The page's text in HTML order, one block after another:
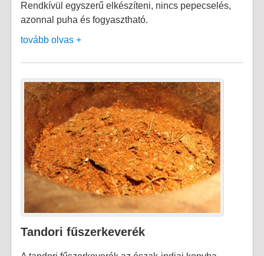
Rendkívül egyszerű elkészíteni, nincs pepecselés,
azonnal puha és fogyasztható.
tovább olvas +
Tandori fűszerkeverék